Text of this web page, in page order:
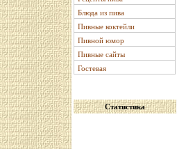
Блюда из пива
Пивные коктейли
Пивной юмор
Пивные сайты
Гостевая
Статистика